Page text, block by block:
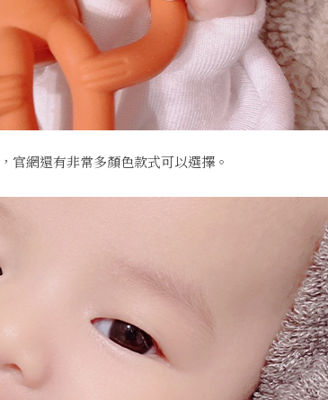
，官網還有非常多顏色款式可以選擇。